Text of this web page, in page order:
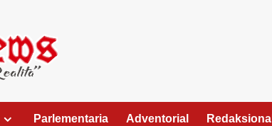
Parlementaria Adventorial Redaksional